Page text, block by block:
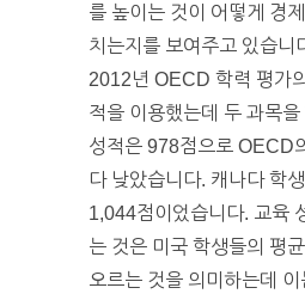
를 높이는 것이 어떻게 경
치는지를 보여주고 있습니
2012년 OECD 학력 평가
적을 이용했는데 두 과목
성적은 978점으로 OECD
다 낮았습니다. 캐나다 학
1,044점이었습니다. 교육
는 것은 미국 학생들의 평
오르는 것을 의미하는데